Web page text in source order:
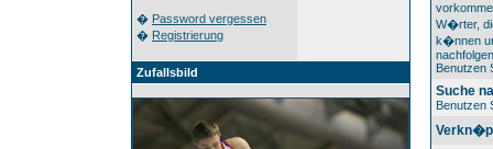
� Password vergessen
� Registrierung
Zufallsbild
W�rter,
k�nnen
Benutzen
Suche
Benutzen